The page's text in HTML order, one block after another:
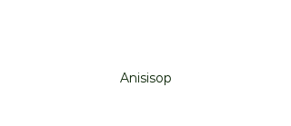
Anisisop